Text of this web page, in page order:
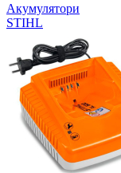
Акумулятори
STIHL